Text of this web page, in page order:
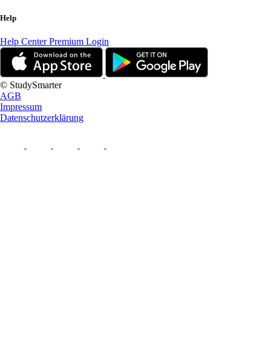
Help
Help CenterPremium Login
© StudySmarter
AGB
Impressum
Datenschutzerklärung